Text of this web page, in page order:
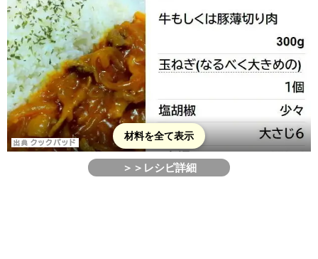
材料を全て表示
＞＞レシピ詳細